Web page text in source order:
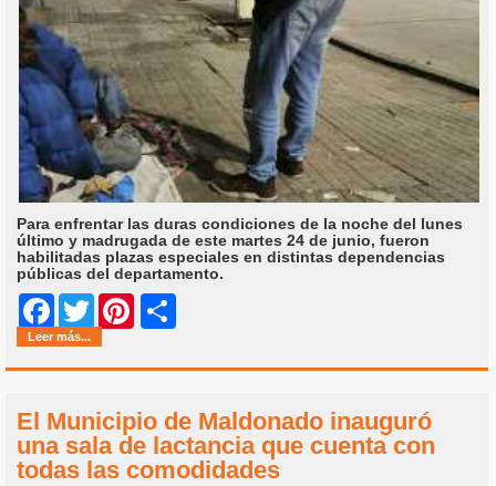
Para enfrentar las duras condiciones de la noche del lunes
último y madrugada de este martes 24 de junio, fueron
habilitadas plazas especiales en distintas dependencias
públicas del departamento.
Facebook
Twitter Pinterest
Leer más...
El Municipio de Maldonado inauguró
una sala de lactancia que cuenta con
todas las comodidades